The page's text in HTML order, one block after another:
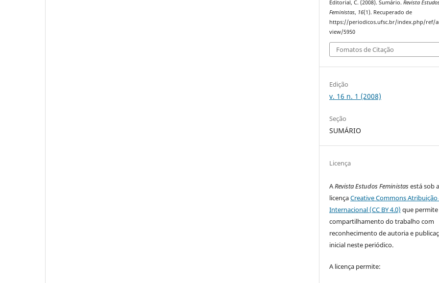
Editorial, C. (2008). Sumário.Revista
Feministas, 16(1). Recuperado de
https://periodicos.ufsc.br/index.php/ref/
view/5950
Fomatos de Citação
Edição
v. 16 n. 1 (2008)
Seção
SUMÁRIO
Licença
ARevista Estudos Feministasestá sob a
licençaCreative Commons Atribuição
Internacional (CC BY 4.0) que
compartilhamento do trabalho com
reconhecimento de autoria e
inicial neste periódico.
A licença permite: